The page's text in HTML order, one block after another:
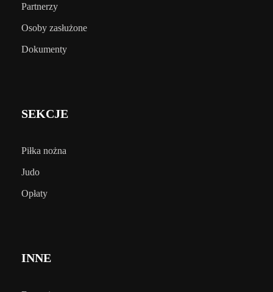
Partnerzy
Osoby zasłużone
Dokumenty
SEKCJE
Piłka nożna
Judo
Opłaty
INNE